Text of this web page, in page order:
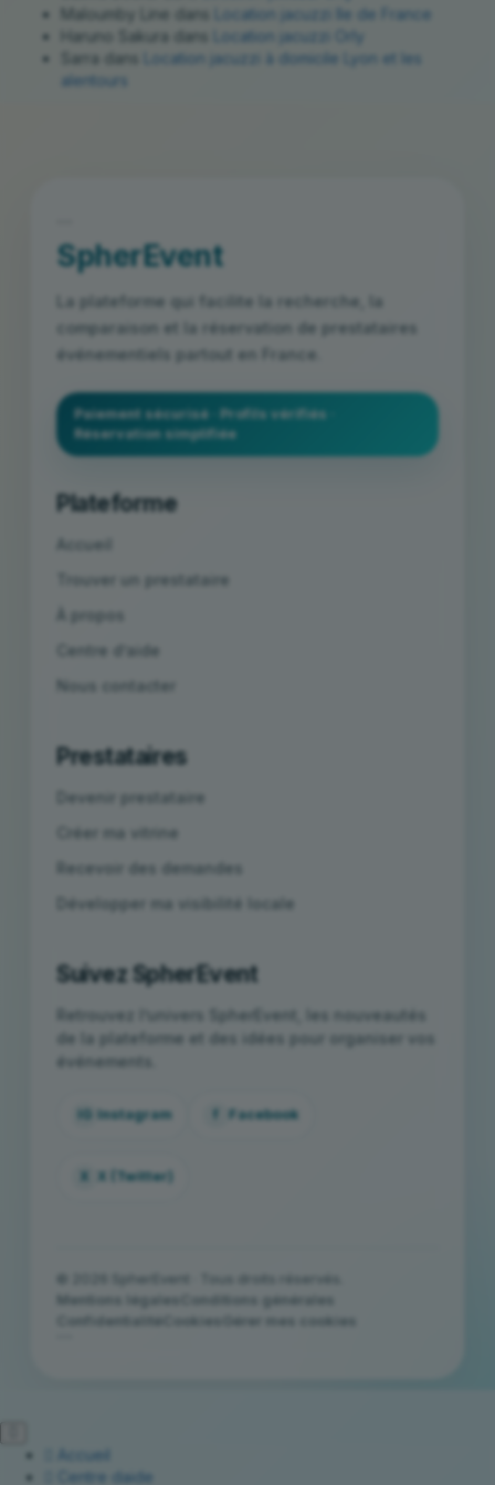
Maloumby Line
dans
Location jacuzzi Ile de France
Haruno Sakura
dans
Location jacuzzi Orly
Sarra dans
Location jacuzzi à domicile Lyon et les
alentours
SpherEvent
La plateforme qui facilite la recherche, la
comparaison et la réservation de prestataires
événementiels partout en France.
Paiement sécurisé · Profils vérifiés ·
Réservation simplifiée
Plateforme
Accueil
Trouver un prestataire
À propos
Centre d’aide
Nous contacter
Prestataires
Devenir prestataire
Créer ma vitrine
Recevoir des demandes
Développer ma visibilité locale
Suivez SpherEvent
Retrouvez l’univers SpherEvent, les nouveautés
de la plateforme et des idées pour organiser vos
événements.
IG Instagram Facebook
X X (Twitter)
© 2026 SpherEvent · Tous droits réservés.
Mentions légales
Conditions générales
Confidentialité Cookies Gérer mes cookies
Accueil
Centre daide